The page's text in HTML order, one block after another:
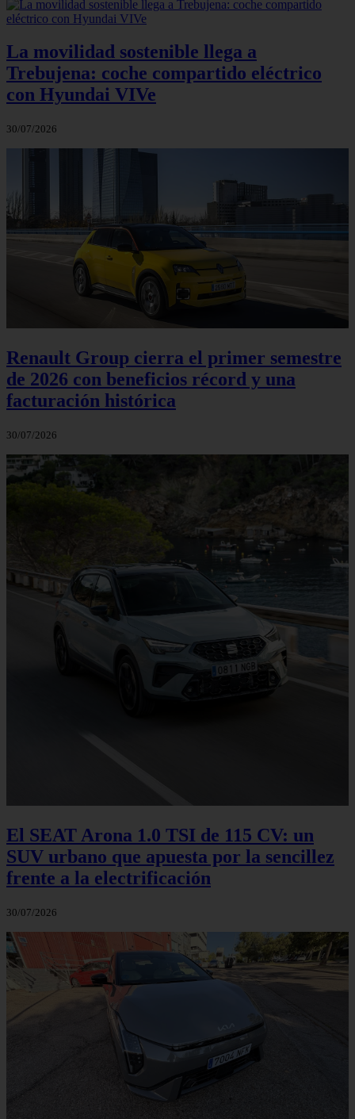
La movilidad sostenible llega a
Trebujena: coche compartido eléctrico
con Hyundai VIVe
30/07/2026
Renault Group cierra el primer semestre
de 2026 con beneficios récord y una
facturación histórica
30/07/2026
El SEAT Arona 1.0 TSI de 115 CV: un
SUV urbano que apuesta por la sencillez
frente a la electrificación
30/07/2026